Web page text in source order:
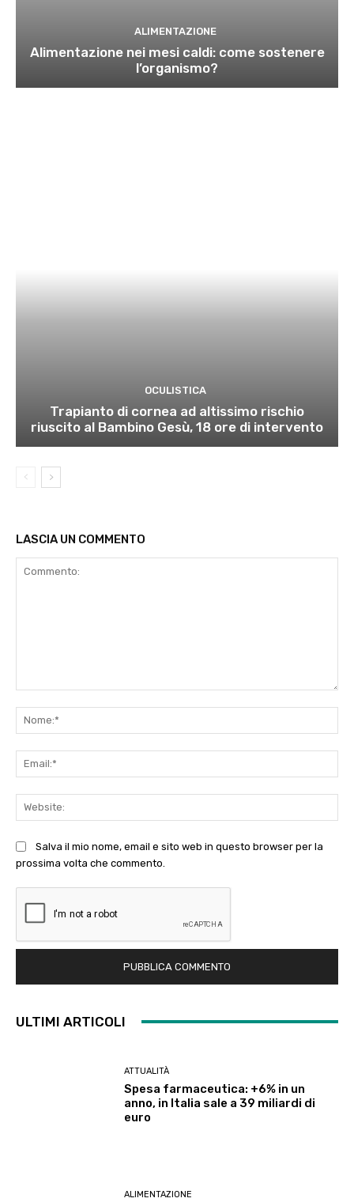
ALIMENTAZIONE
Alimentazione nei mesi caldi: come sostenere
l’organismo?
OCULISTICA
Trapianto di cornea ad altissimo rischio
riuscito al Bambino Gesù, 18 ore di intervento
LASCIA UN COMMENTO
Salva il mio nome, email e sito web in questo browser per la
prossima volta che commento.
ULTIMI ARTICOLI
ATTUALITÀ
Spesa farmaceutica: +6% in un
anno, in Italia sale a 39 miliardi di
euro
ALIMENTAZIONE